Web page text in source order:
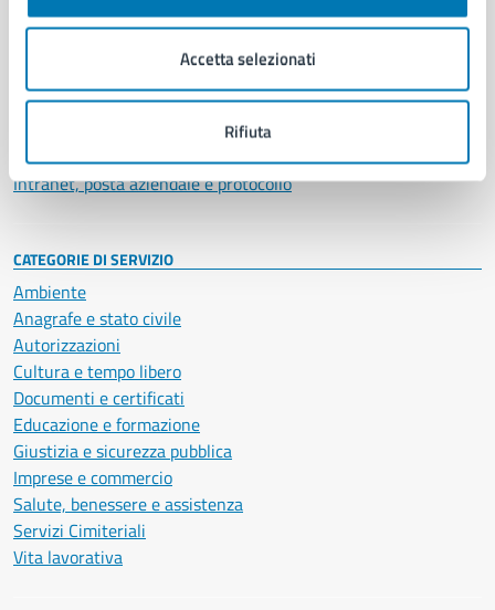
Accetta selezionati
Rifiuta
Municipalità
Politici
Documenti e dati
Intranet, posta aziendale e protocollo
CATEGORIE DI SERVIZIO
Ambiente
Anagrafe e stato civile
Autorizzazioni
Cultura e tempo libero
Documenti e certificati
Educazione e formazione
Giustizia e sicurezza pubblica
Imprese e commercio
Salute, benessere e assistenza
Servizi Cimiteriali
Vita lavorativa